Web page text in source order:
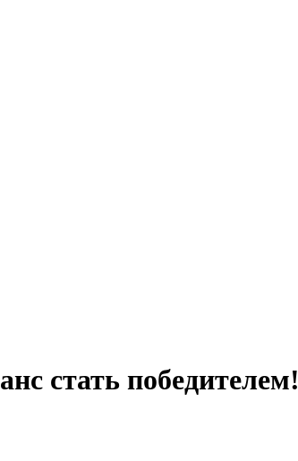
стать победителем!